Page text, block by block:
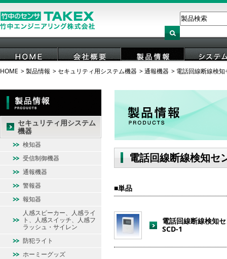
HOME 会社概要 製品情報 システ
HOME 製品情報 セキュリティ用システム機器 通報機器 電話回線断線検知
電話回線断線検知セ
単品
電話回線断線検知
SCD-1
セキュリティ用システム
機器
検知器
受信制御機器
通報機器
警報器
報知器
人感スピーカー、人感ライ
ト、人感スイッチ、人感フ
ラッシュ・サイレン
防犯ライト
ホーミーグッズ